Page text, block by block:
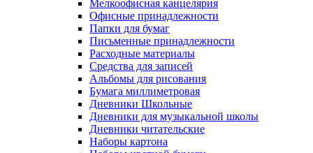
Мелкоофисная канцелярия
Офисные принадлежности
Папки для бумаг
Письменные принадлежности
Расходные материалы
Средства для записей
Альбомы для рисования
Бумага миллиметровая
Дневники Школьные
Дневники для музыкальной школы
Дневники читательские
Наборы картона